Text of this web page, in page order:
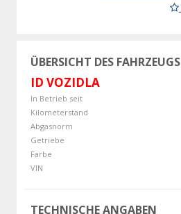
ÜBERSICHT DES FAHRZEUGS
ID VOZIDLA
In Betrieb seit
Kilometerstand
Abgasnorm
Getriebe
Farbe
VIN
TECHNISCHE ANGABEN